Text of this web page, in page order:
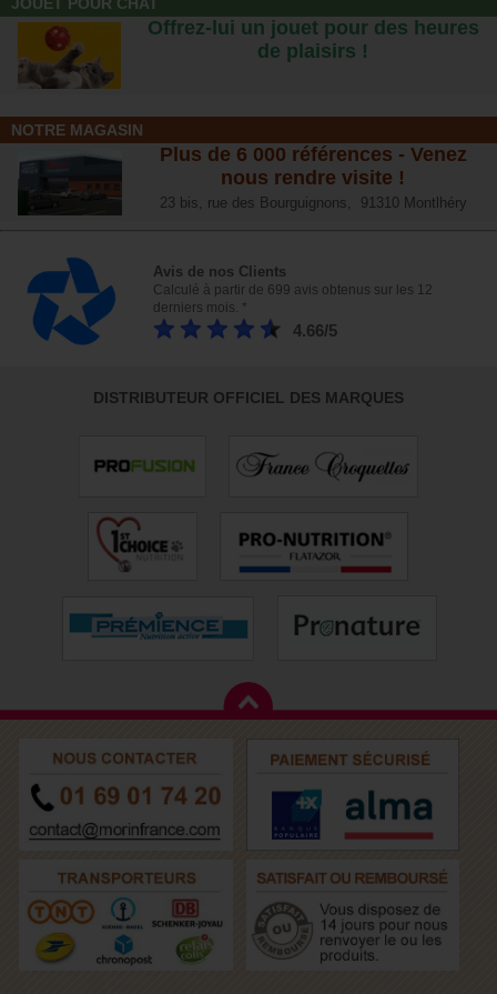
JOUET POUR CHAT
Offrez-lui un jouet pour des heures
de plaisirs !
NOTRE MAGASIN
Plus de 6 000 références - Venez
nous rendre visite !
23 bis, rue des Bourguignons, 91310 Montlhéry
Avis de nos Clients
Calculé à partir de 699 avis obtenus sur les 12
derniers mois. *
4.66/5
DISTRIBUTEUR OFFICIEL DES MARQUES